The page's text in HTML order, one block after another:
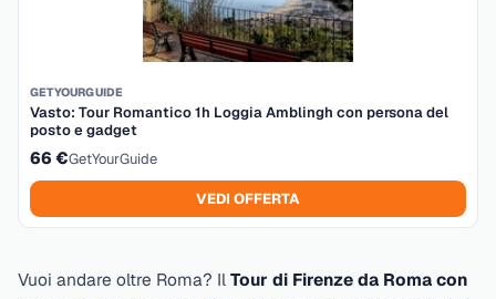
GETYOURGUIDE
Vasto: Tour Romantico 1h Loggia Amblingh con persona del
posto e gadget
66 €GetYourGuide
VEDI OFFERTA
Vuoi andare oltre Roma? IlTour di Firenze da Roma con